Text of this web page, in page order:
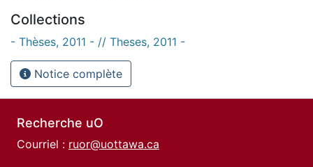
Collections
- Thèses, 2011 - // Theses, 2011 -
Notice complète
Recherche uO
Courriel : ruor@uottawa.ca